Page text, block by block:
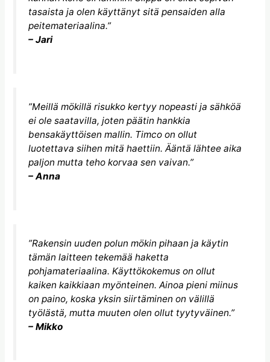
tasaista ja olen käyttänyt sitä pensaiden alla
peitemateriaalina.”
– Jari
”Meillä mökillä risukko kertyy nopeasti ja sähköä
ei ole saatavilla, joten päätin hankkia
bensakäyttöisen mallin. Timco on ollut
luotettava siihen mitä haettiin. Ääntä lähtee aika
paljon mutta teho korvaa sen vaivan.”
– Anna
”Rakensin uuden polun mökin pihaan ja käytin
tämän laitteen tekemää haketta
pohjamateriaalina. Käyttökokemus on ollut
kaiken kaikkiaan myönteinen. Ainoa pieni miinus
on paino, koska yksin siirtäminen on välillä
työlästä, mutta muuten olen ollut tyytyväinen.”
– Mikko